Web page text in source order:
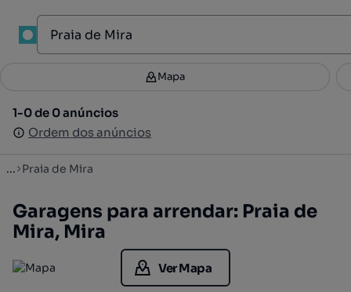
Filtros 3
1-0 de 0 anúncios
Ordem dos anúncios
Mapa
1-0 de 0 anúncios
Ordem dos anúncios
... Praia de Mira
Garagens para arrendar: Praia de
Mira, Mira
Ver Mapa